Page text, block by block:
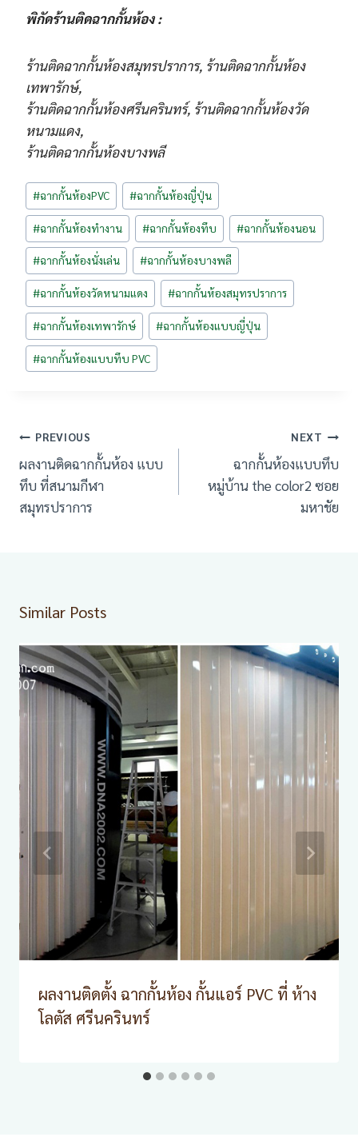
พิกัดร้านติดฉากกั้นห้อง :
ร้านติดฉากกั้นห้องสมุทรปราการ, ร้านติดฉากกั้นห้อง
เทพารักษ์,
ร้านติดฉากกั้นห้องศรีนครินทร์, ร้านติดฉากกั้นห้องวัด
หนามแดง,
ร้านติดฉากกั้นห้องบางพลี
Post
Tags:
#ฉากกั้นห้องPVC #ฉากกั้นห้องญี่ปุ่น
#ฉากกั้นห้องทำงาน #ฉากกั้นห้องทึบ #ฉากกั้นห้องนอน
#ฉากกั้นห้องนั่งเล่น #ฉากกั้นห้องบางพลี
#ฉากกั้นห้องวัดหนามแดง #ฉากกั้นห้องสมุทรปราการ
#ฉากกั้นห้องเทพารักษ์ #ฉากกั้นห้องแบบญี่ปุ่น
#ฉากกั้นห้องแบบทึบ PVC
เมนู
นำทาง
เรื่อง
PREVIOUS
ผลงานติดฉากกั้นห้อง แบบ
ทึบ ที่สนามกีฬา
สมุทรปราการ
NEXT
ฉากกั้นห้องแบบทึบ
หมู่บ้าน the color2 ซอย
มหาชัย
Similar Posts
ผลงานติดตั้ง ฉากกั้นห้อง กั้นแอร์ PVC ที่ ห้าง
โลตัส ศรีนครินทร์